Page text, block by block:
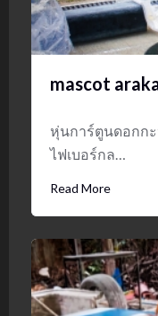
mascot
หุ่นการ์ตูนดอกก
ไฟเบอร์กล…
Read More